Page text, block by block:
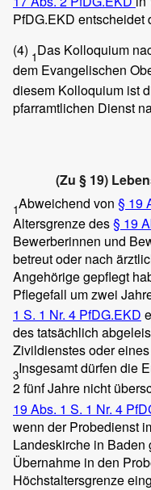
PfDG.EKD entscheidet
(4) 1Das Kolloquium
dem Evangelischen
diesem Kolloquium ist
pfarramtlichen Dienst
(Zu § 19)
1Abweichend von § 19
Altersgrenze des§ 19
Bewerberinnen und
betreut oder nach
Angehörige gepflegt
Pflegefall um zwei
1 S. 1 Nr. 4 PfDG.EKD
des tatsächlich
Zivildienstes oder
3Insgesamt dürfen die
2 fünf Jahre nicht
19 Abs. 1 S. 1 Nr. 4
wenn der Probedienst
Landeskirche in
Übernahme in den
Höchstaltersgrenze